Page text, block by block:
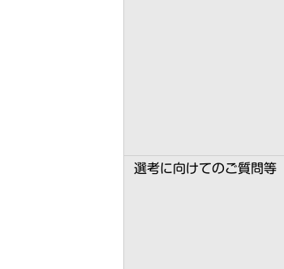
選考に向けてのご質問等